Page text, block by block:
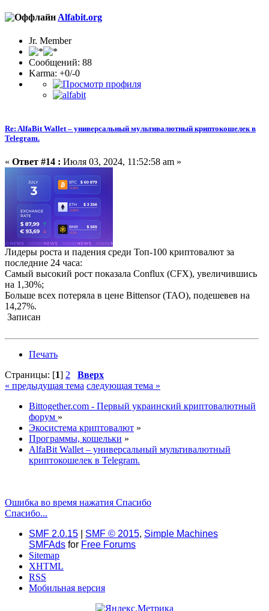
Alfabit.org
Jr. Member
Сообщений: 88
Karma: +0/-0
Re: AlfaBit Wallet – универсальный мультивалютный криптокошелек в
Telegram.
« Ответ #14 : Июля 03, 2024, 11:52:58 am »
Лидеры роста и падения среди Топ-100 криптовалют за
последние 24 часа:
Cамый высокий рост показала Conflux (CFX), увеличившись
на 1,30%;
Больше всех потеряла в цене Bittensor (TAO), подешевев на
14,27%.
Записан
Печать
Страницы: [1] 2
Вверх
« предыдущая тема следующая тема »
Bittogether.com - Первый украинский криптовалютный
форум »
Экосистема криптовалют »
Программы, кошельки »
AlfaBit Wallet – универсальный мультивалютный
криптокошелек в Telegram.
Ошибка во время нажатия Спасибо
Спасибо...
SMF 2.0.15
SMF © 2015, Simple Machines
SMFAds for Free Forums
Sitemap
XHTML
RSS
Мобильная версия